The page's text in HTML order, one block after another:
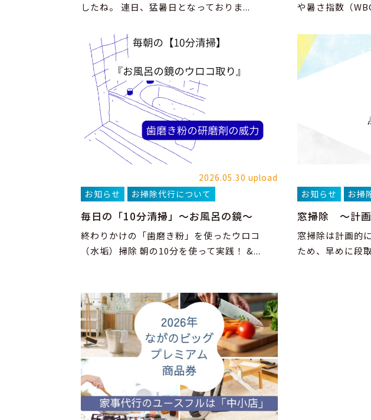
したね。 連日、猛暑日となっておりま...
や暑さ指数（
2026.05.30 upload
お知らせ
お掃除代行について
毎日の「10分清掃」～お風呂の鏡～
終わりかけの「歯磨き粉」を使ったウロコ
（水垢）掃除 朝の10分を使って実践！ &...
お知らせ
お掃
窓掃除 ～計
窓掃除は計画的
ため、早めに段